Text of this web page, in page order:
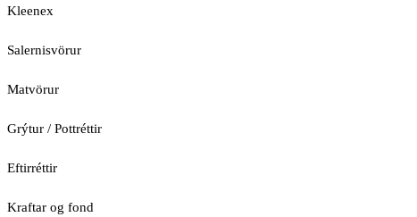
Kleenex
Salernisvörur
Matvörur
Grýtur / Pottréttir
Eftirréttir
Kraftar og fond